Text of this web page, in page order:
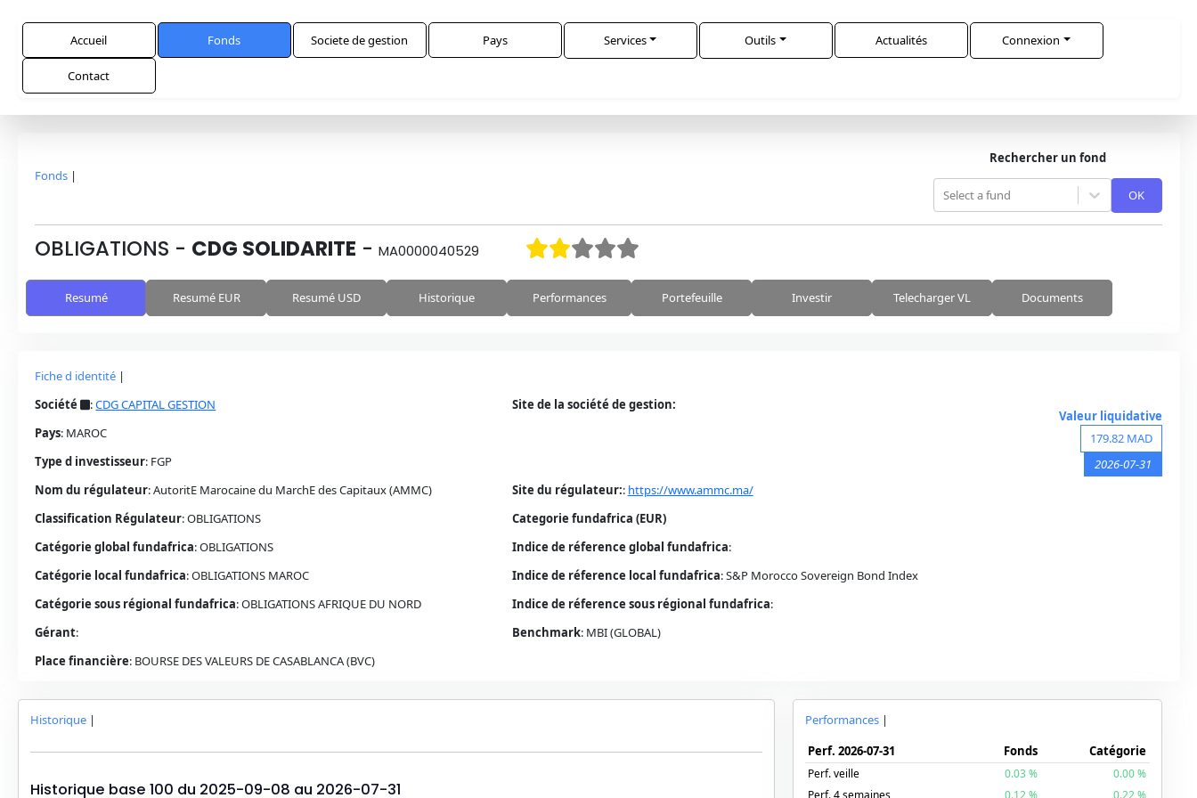
Accueil Fonds Societe de gestion Pays Services Outils Actualités Connexion
Contact
Fonds |
Rechercher un fond
Select a fund OK
OBLIGATIONS - CDG SOLIDARITE - MA0000040529
Resumé Resumé EUR Resumé USD Historique Performances Portefeuille Investir Telecharger VL Documents
Fiche d identité |
Société
:CDG CAPITAL GESTION
Pays: MAROC
Type d investisseur: FGP
Nom du régulateur:AutoritE Marocaine du MarchE des Capitaux (AMMC)
Classification Régulateur:OBLIGATIONS
Catégorie global fundafrica:OBLIGATIONS
Catégorie local fundafrica:OBLIGATIONS MAROC
Catégorie sous régional fundafrica:OBLIGATIONS AFRIQUE DU NORD
Gérant:
Place financière: BOURSE DES VALEURS DE CASABLANCA (BVC)
Site de la société de gestion:
Site du régulateur:: https://www.ammc.ma/
Categorie fundafrica (EUR)
Indice de réference global fundafrica:
Indice de réference local fundafrica:S&P Morocco Sovereign Bond Index
Indice de réference sous régional fundafrica:
Benchmark: MBI (GLOBAL)
Valeur liquidative
179.82 MAD
2026-07-31
Historique |
Historique base 100 du 2025-09-08 au 2026-07-31
Performances|
Perf.2026-07-31 Fonds Catégorie
Perf. veille 0.03% 0.00%
Perf. 4 semaines
0.12 % 0.22 %